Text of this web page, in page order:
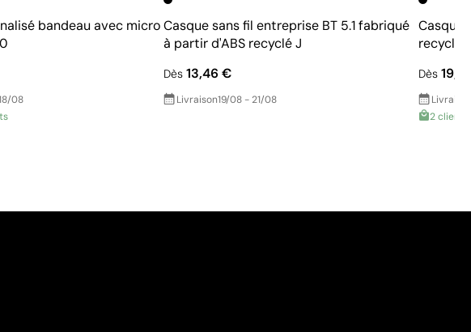
bandeau avec micro
08
Casque sans fil entreprise BT 5.1 fabriqué
à partir d'ABS recyclé J
Dès 13,46 €
Livraison19/08 - 21/08
Casque
recyclé
Dès
2